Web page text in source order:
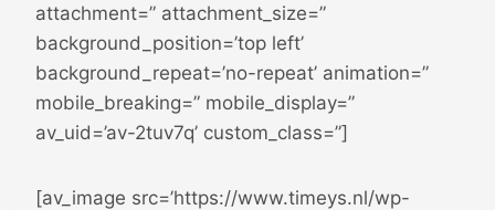
attachment=” attachment_size=”
background_position=’top left’
background_repeat=’no-repeat’ animation=”
mobile_breaking=” mobile_display=”
av_uid=’av-2tuv7q’ custom_class=”]
[av_image src=’https://www.timeys.nl/wp-